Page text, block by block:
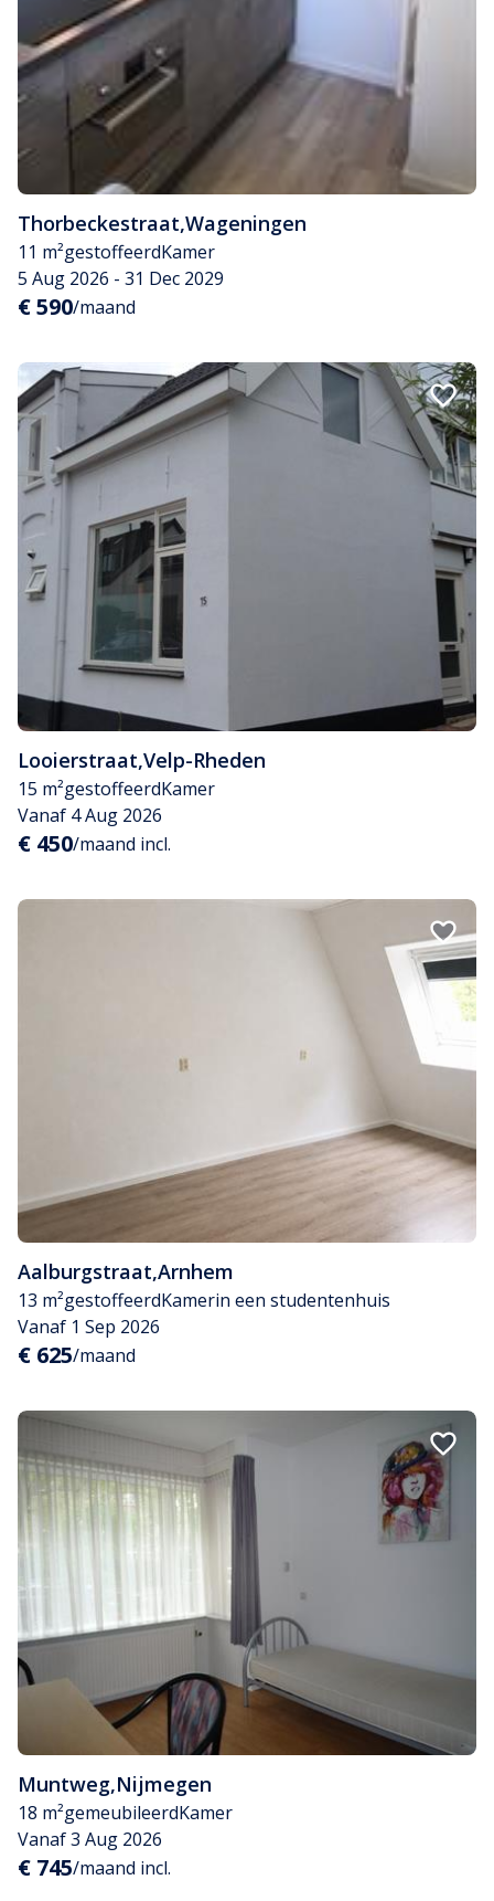
Thorbeckestraat,Wageningen
11 m²gestoffeerdKamer
5 Aug 2026 - 31 Dec 2029
€ 590/maand
Looierstraat,Velp-Rheden
15 m²gestoffeerdKamer
Vanaf 4 Aug 2026
€ 450/maand incl.
Aalburgstraat,Arnhem
13 m²gestoffeerdKamerin een studentenhuis
Vanaf 1 Sep 2026
€ 625/maand
Muntweg,Nijmegen
18 m²gemeubileerdKamer
Vanaf 3 Aug 2026
€ 745/maand incl.